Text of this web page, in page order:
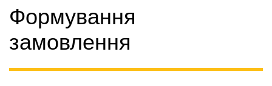
Формування
замовлення